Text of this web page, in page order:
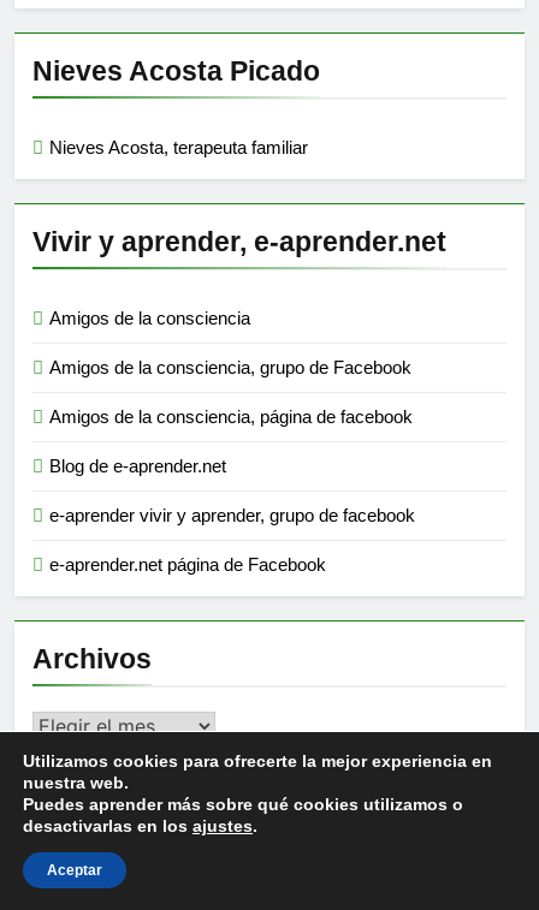
Nieves Acosta Picado
Nieves Acosta, terapeuta familiar
Vivir y aprender, e-aprender.net
Amigos de la consciencia
Amigos de la consciencia, grupo de Facebook
Amigos de la consciencia, página de facebook
Blog de e-aprender.net
e-aprender vivir y aprender, grupo de facebook
e-aprender.net página de Facebook
Archivos
Archivos
Etiquetas
Utilizamos cookies para ofrecerte la mejor experiencia en
nuestra web.
Puedes aprender más sobre qué cookies utilizamos o
desactivarlas en los ajustes.
Aceptar